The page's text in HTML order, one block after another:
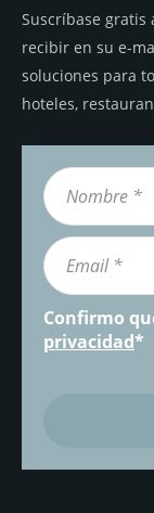
Suscríbase gratis
recibir en su e-
soluciones para
hoteles,
Confirmo
privacidad*